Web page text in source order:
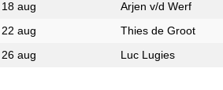
18 aug
Arjen v/d Werf
22 aug
Thies de Groot
26 aug
Luc Lugies